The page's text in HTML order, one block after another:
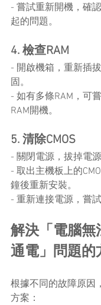
- 嘗試重新開機，確
起的問題。
4. 檢查RAM
- 開啟機箱，重新插
固。
- 如有多條RAM，可
RAM開機。
5. 清除CMOS
- 關閉電源，拔掉電源
- 取出主機板上的
鐘後重新安裝。
- 重新連接電源，嘗試
解決「電腦無
通電」問題的
根據不同的故障原因
方案：